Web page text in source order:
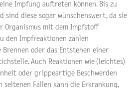
Impfung auftreten können. Bis zu
sind diese sogar wünschenswert, da sie
Organismus mit dem Impfstoff
den Impfreaktionen zählen
Brennen oder das Entstehen einer
Auch Reaktionen wie (leichtes)
oder grippeartige Beschwerden
seltenen Fällen kann die Erkrankung,